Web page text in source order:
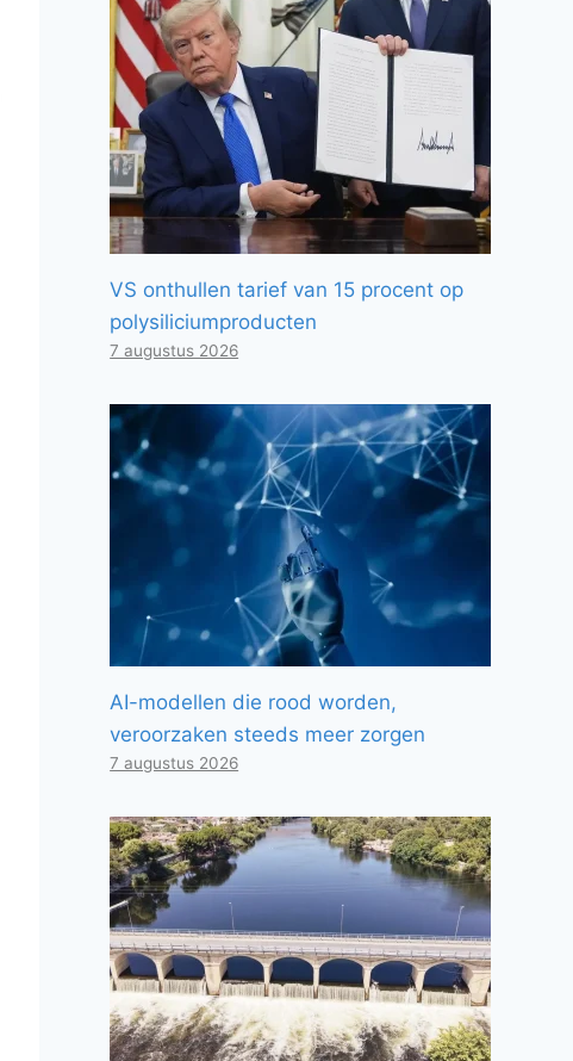
VS onthullen tarief van 15 procent op
polysiliciumproducten
7 augustus 2026
AI-modellen die rood worden,
veroorzaken steeds meer zorgen
7 augustus 2026